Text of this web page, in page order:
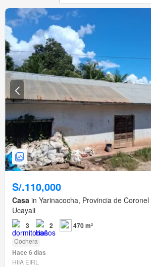
S/.110,000
Casa in Yarinacocha, Provincia de
Ucayali
3 2 470 m²
Cochera
Hace 6 días
HIIA EIRL